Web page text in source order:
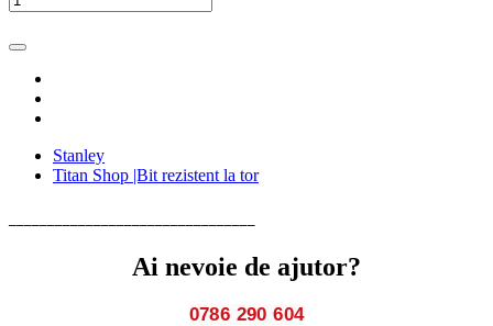
Stanley
Titan Shop |Bit rezistent la tor
Ai nevoie de ajutor?
0786 290 604